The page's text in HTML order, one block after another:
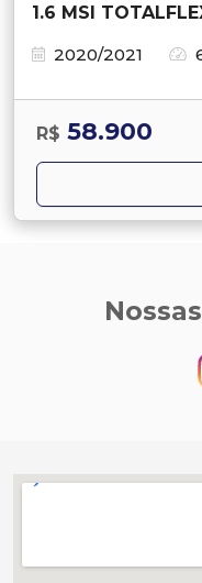
1.6 MSI
2020/2021
R$ 58.900